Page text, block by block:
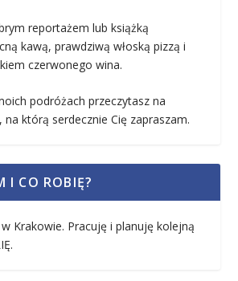
reportażem lub książką
kawą, prawdziwą włoską pizzą i
czerwonego wina.
podróżach przeczytasz na
na którą serdecznie Cię zapraszam.
I CO ROBIĘ?
Krakowie. Pracuję i planuję kolejną